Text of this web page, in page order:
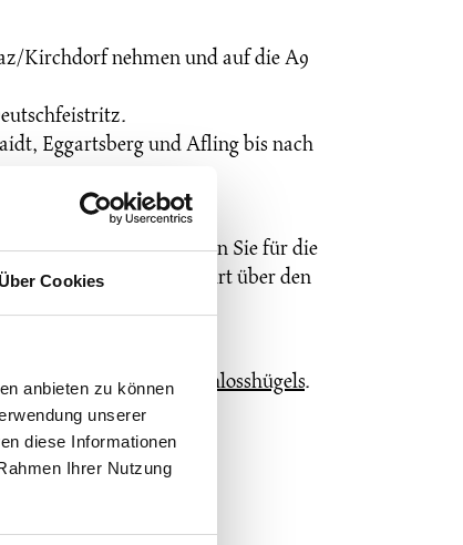
Über Cookies
anbieten zu können
unserer
diese Informationen
Ihrer Nutzung
Kirchdorf nehmen und auf die A9
Eggartsberg und Afling bis nach
um das Gestüt. Nutzen Sie für die
Piberstraße. Die Anfahrt über den
erlaubt.
sich amFuße des Schlosshügels.